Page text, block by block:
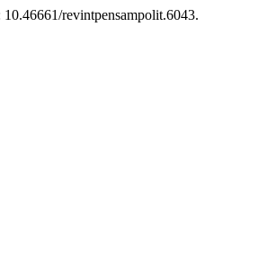
revintpensampolit.6043.